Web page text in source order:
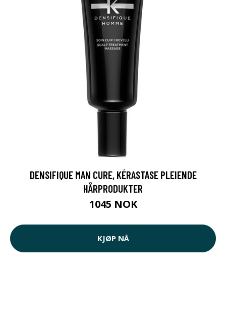
DENSIFIQUE MAN CURE, KÉRASTASE PLEIENDE
HÅRPRODUKTER
1045 NOK
KJØP NÅ